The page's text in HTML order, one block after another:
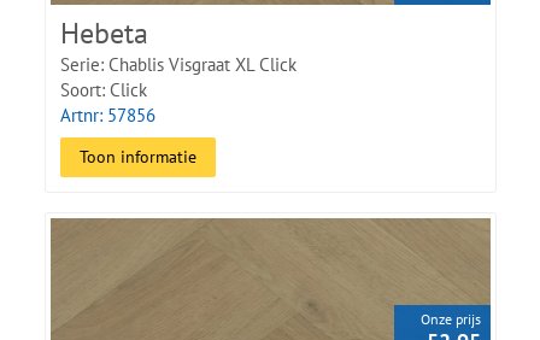
Hebeta
Serie: Chablis Visgraat XL Click
Soort: Click
Artnr: 57856
Toon informatie
Onze prijs